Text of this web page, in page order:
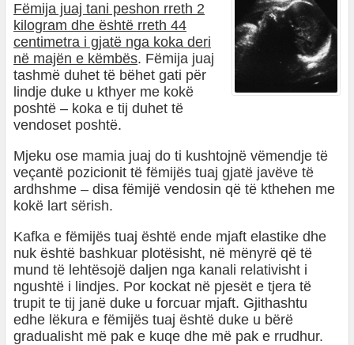
Fëmija juaj tani peshon rreth 2
kilogram dhe është rreth 44
centimetra i gjatë nga koka deri
në majën e këmbës. Fëmija juaj
tashmë duhet të bëhet gati për
lindje duke u kthyer me kokë
poshtë – koka e tij duhet të
vendoset poshtë.
Mjeku ose mamia juaj do ti kushtojnë vëmendje të
veçantë pozicionit të fëmijës tuaj gjatë javëve të
ardhshme – disa fëmijë vendosin që të kthehen me
kokë lart sërish.
Kafka e fëmijës tuaj është ende mjaft elastike dhe
nuk është bashkuar plotësisht, në mënyrë që të
mund të lehtësojë daljen nga kanali relativisht i
ngushtë i lindjes. Por kockat në pjesët e tjera të
trupit te tij janë duke u forcuar mjaft. Gjithashtu
edhe lëkura e fëmijës tuaj është duke u bërë
gradualisht më pak e kuqe dhe më pak e rrudhur.